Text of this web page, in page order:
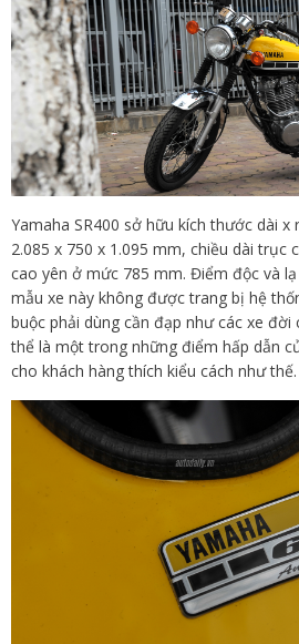
Yamaha SR400 sở hữu kích thước dài x
2.085 x 750 x 1.095 mm, chiều dài trục
cao yên ở mức 785 mm. Điểm độc và
mẫu xe này không được trang bị hệ
buộc phải dùng cần đạp như các xe đời
thể là một trong những điểm hấp dẫn
cho khách hàng thích kiểu cách như thế.